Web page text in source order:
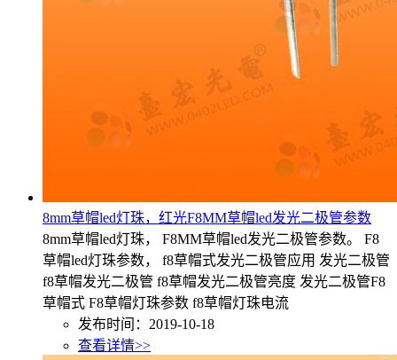
8mm草帽led灯珠，红光F8MM草帽led发光二极管参数
8mm草帽led灯珠， F8MM草帽led发光二极管参数。 F8
草帽led灯珠参数， f8草帽式发光二极管应用 发光二极管
f8草帽发光二极管 f8草帽发光二极管亮度 发光二极管F8
草帽式 F8草帽灯珠参数 f8草帽灯珠电流
发布时间：2019-10-18
查看详情>>